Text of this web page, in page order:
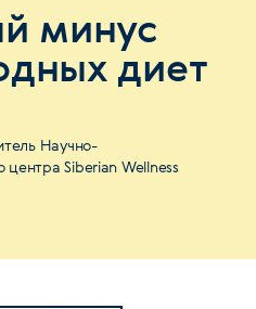
минус
диет
Научно-
центра Siberian Wellness